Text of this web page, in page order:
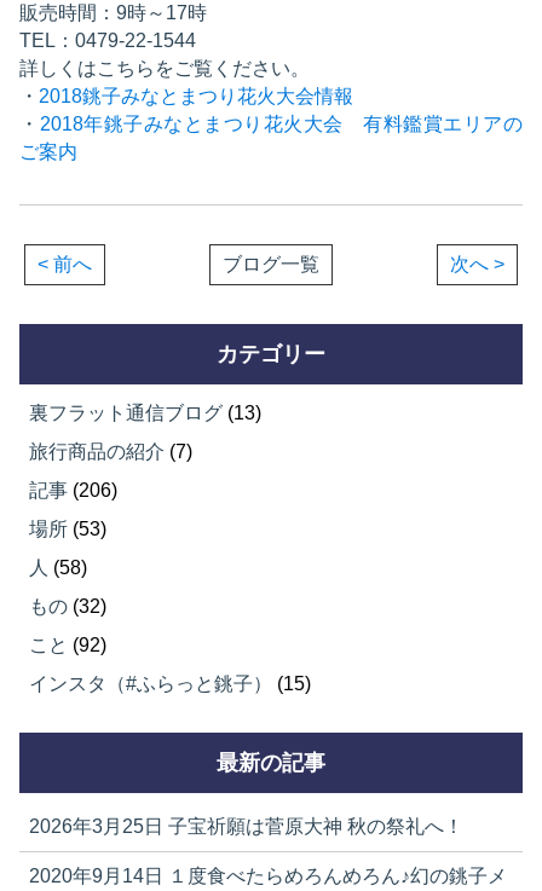
販売時間：9時～17時
TEL：0479-22-1544
詳しくはこちらをご覧ください。
・ 2018銚子みなとまつり花火大会情報
・ 2018年銚子みなとまつり花火大会 有料鑑賞エリアの
ご案内
< 前へ ブログ一覧 次へ >
カテゴリー
裏フラット通信ブログ (13)
旅行商品の紹介 (7)
記事 (206)
場所 (53)
人 (58)
もの (32)
こと (92)
インスタ（#ふらっと銚子）
(15)
最新の記事
2026年3月25日 子宝祈願は菅原大神 秋の祭礼へ！
2020年9月14日
１度食べたらめろんめろん♪幻の銚子メ